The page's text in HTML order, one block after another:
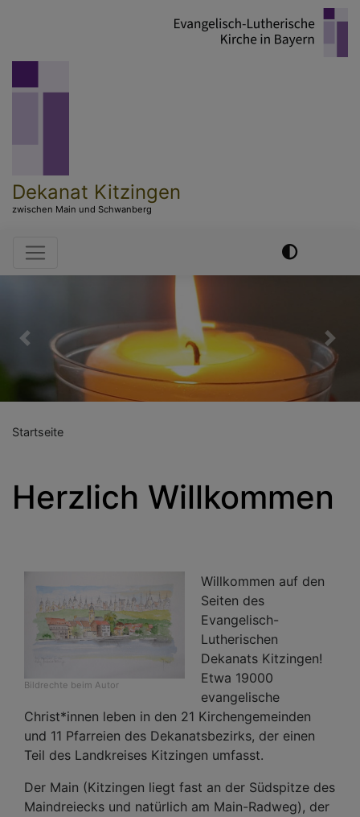
Dekanat Kitzingen
zwischen Main und Schwanberg
Hauptnavigation
Previous Next
Startseite
Herzlich Willkommen
Bildrechte beim Autor
Willkommen auf den
Seiten des
Evangelisch-
Lutherischen
Dekanats Kitzingen!
Etwa 19000
evangelische
Christ*innen leben in den 21 Kirchengemeinden
und 11 Pfarreien des Dekanatsbezirks, der einen
Teil des Landkreises Kitzingen umfasst.
Der Main (Kitzingen liegt fast an der Südspitze des
Maindreiecks und natürlich am Main-Radweg), der